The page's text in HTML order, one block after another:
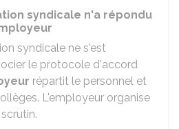
syndicale n'a répondu
syndicale ne s'est
le protocole d'accord
répartit le personnel et
L'employeur organise